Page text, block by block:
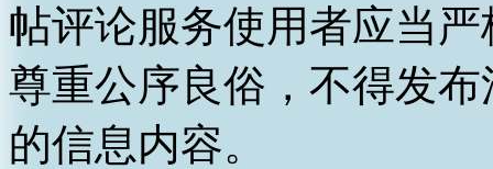
帖评论服务使用者应当
尊重公序良俗，不得发
的信息内容。